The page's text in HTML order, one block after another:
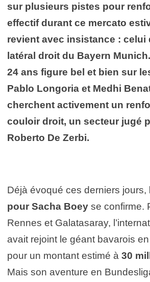
sur plusieurs pistes pour
effectif durant ce mercato
revient avec insistance : celui
latéral droit du Bayern
24 ans figure bel et bien sur
Pablo Longoria et Medhi
cherchent activement un
couloir droit, un secteur jugé
Roberto De Zerbi.
Déjà évoqué ces derniers jours,
pour Sacha Boey se confirme.
Rennes et Galatasaray,
avait rejoint le géant bavarois
pour un montant estimé à 30
Mais son aventure en